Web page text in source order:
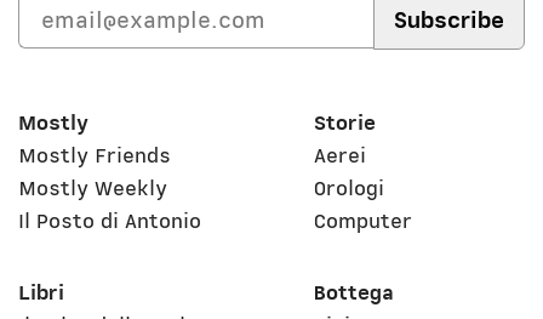
Mostly
Mostly Friends
Mostly Weekly
Il Posto di Antonio
Storie
Aerei
Orologi
Computer
Libri
Bottega